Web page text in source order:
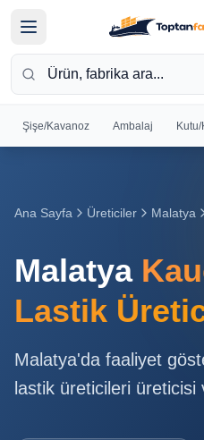
Şişe/Kavanoz Ambalaj
Giriş yapın
Yap
Kayıt
Ol
Sayfa
Ana Sayfa Üreticiler Malatya
Malatya
Lastik
Malatya'da faaliyet
lastik üreticileri üreticisi